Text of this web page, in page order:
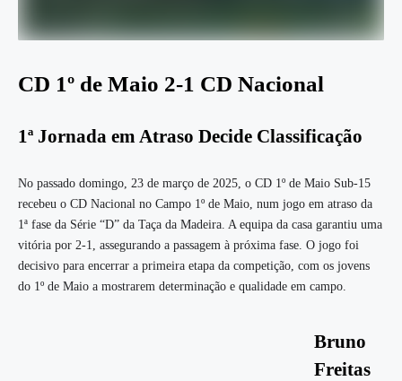
CD 1º de Maio 2-1 CD Nacional
1ª Jornada em Atraso Decide Classificação
No passado domingo, 23 de março de 2025, o CD 1º de Maio Sub-15
recebeu o CD Nacional no Campo 1º de Maio, num jogo em atraso da
1ª fase da Série “D” da Taça da Madeira. A equipa da casa garantiu uma
vitória por 2-1, assegurando a passagem à próxima fase. O jogo foi
decisivo para encerrar a primeira etapa da competição, com os jovens
do 1º de Maio a mostrarem determinação e qualidade em campo.
Bruno
Freitas